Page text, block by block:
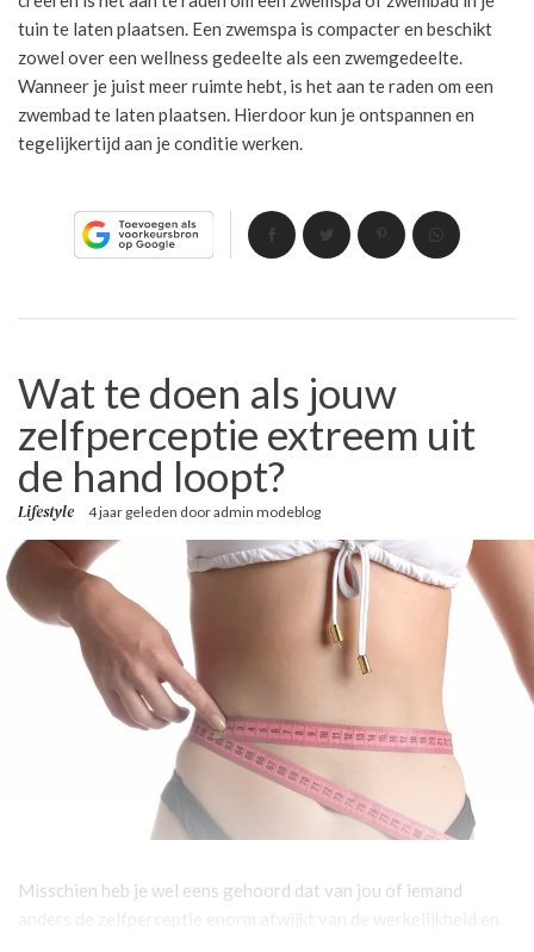
tuin te laten plaatsen. Een zwemspa is compacter en beschikt
zowel over een wellness gedeelte als een zwemgedeelte.
Wanneer je juist meer ruimte hebt, is het aan te raden om een
zwembad te laten plaatsen. Hierdoor kun je ontspannen en
tegelijkertijd aan je conditie werken.
Wat te doen als jouw
zelfperceptie extreem uit
de hand loopt?
Lifestyle 4 jaar geleden dooradmin modeblog
Misschien heb je wel eens gehoord dat van jou of iemand